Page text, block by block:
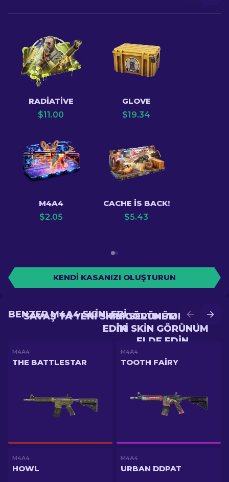
RADIATIVE
$11.00
GLOVE
$19.34
M4A4
$2.05
CACHE IS BACK!
$5.43
KENDI KASANIZI OLUŞTURUN
YÜKSELTME'DE DAHA
IYI SKIN GÖRÜNÜM
ELDE EDIN
SAVAŞ'TA YENI SKIN GÖRÜNÜM ELDE
EDIN
BENZER M4A4 SKINLERI
M4A4
THE BATTLESTAR
M4A4
TOOTH FAIRY
M4A4
HOWL
M4A4
URBAN DDPAT